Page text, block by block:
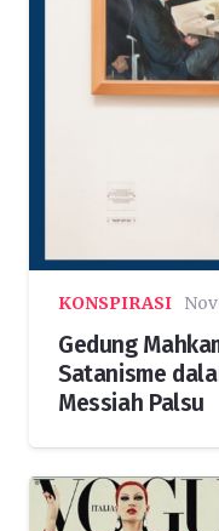
KONSPIRASI
Gedung
Satanisme
Messiah Palsu